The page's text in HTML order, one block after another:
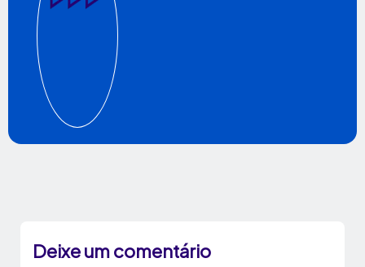
Deixe um comentário